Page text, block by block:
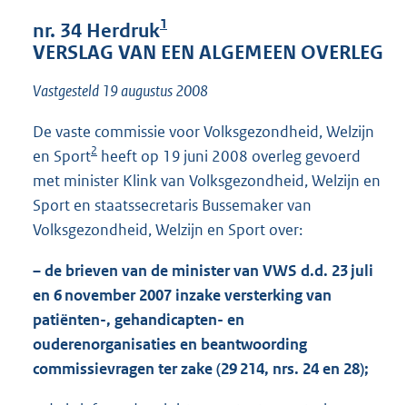
t
t
6
K
b
nr. 34 Herdruk1
VERSLAG VAN EEN ALGEMEEN OVERLEG
Vastgesteld 19 augustus 2008
De vaste commissie voor Volksgezondheid, Welzijn
en Sport2 heeft op 19 juni 2008 overleg gevoerd
met minister Klink van Volksgezondheid, Welzijn en
Sport en staatssecretaris Bussemaker van
Volksgezondheid, Welzijn en Sport over:
– de brieven van de minister van VWS d.d. 23 juli
en 6 november 2007 inzake versterking van
patiënten-, gehandicapten- en
ouderenorganisaties en beantwoording
commissievragen ter zake (29 214, nrs. 24 en 28);